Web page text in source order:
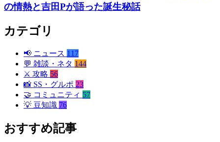
の情熱と吉田Pが語った誕生秘話
カテゴリ
📢 ニュース 117
💬 雑談・ネタ 144
⚔️ 攻略 56
📸 SS・グルポ 23
🤝 コミュニティ 57
💡 豆知識 76
おすすめ記事